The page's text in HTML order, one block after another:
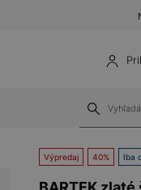
Výpredaj 40% Iba